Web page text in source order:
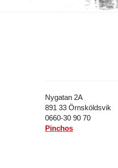
Nygatan 2A
891 33 Örnsköldsvik
0660-30 90 70
Pinchos